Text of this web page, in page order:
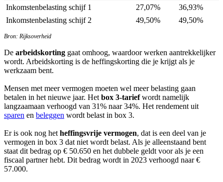
Inkomstenbelasting schijf 1
27,07%
36,93%
Inkomstenbelasting schijf 2
49,50% 49,50%
Bron: Rijksoverheid
De arbeidskorting gaat omhoog, waardoor werken aantrekkelijker
wordt. Arbeidskorting is de heffingskorting die je krijgt als je
werkzaam bent.
Mensen met meer vermogen moeten wel meer belasting gaan
betalen in het nieuwe jaar. Het box 3-tariefwordt namelijk
langzaamaan verhoogd van 31% naar 34%. Het rendement uit
sparen en beleggen wordt belast in box 3.
Er is ook nog het heffingsvrije vermogen, dat is een deel van je
vermogen in box 3 dat niet wordt belast. Als je alleenstaand bent
staat dit bedrag op € 50.650 en het dubbele geldt voor als je een
fiscaal partner hebt. Dit bedrag wordt in 2023 verhoogd naar €
57.000.